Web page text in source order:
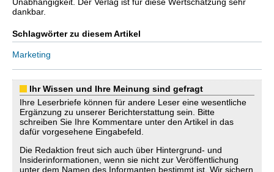
dankbar.
Schlagwörter zu diesem Artikel
Marketing
Ihr Wissen und Ihre Meinung sind gefragt
Ihre Leserbriefe können für andere Leser eine wesentliche
Ergänzung zu unserer Berichterstattung sein. Bitte
schreiben Sie Ihre Kommentare unter den Artikel in das
dafür vorgesehene Eingabefeld.
Die Redaktion freut sich auch über Hintergrund- und
Insiderinformationen, wenn sie nicht zur Veröffentlichung
unter dem Namen des Informanten bestimmt ist. Wir sichern